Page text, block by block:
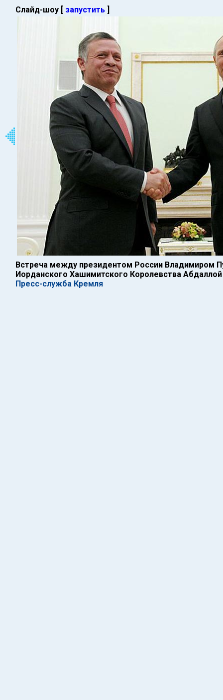
Слайд-шоу [ запустить ]
Встреча между президентом России Владимиром
Иорданского Хашимитского Королевства Абдаллой
Пресс-служба Кремля